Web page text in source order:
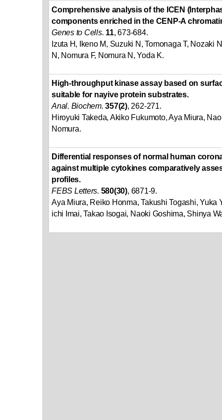
Comprehensive analysis of the ICEN
components enriched in the CENP-A
Genes to Cells. 11, 673-684.
Izuta H, Ikeno M, Suzuki N, Tomonaga T, Nozaki
N, Nomura F, Nomura N, Yoda K.
High-throughput kinase assay based on
suitable for nayive protein substrates.
Anal. Biochem. 357(2), 262-271.
Hiroyuki Takeda, Akiko Fukumoto, Aya Miura,
Nomura.
Differential responses of normal human
against multiple cytokines comparatively
profiles.
FEBS Letters. 580(30), 6871-9.
Aya Miura, Reiko Honma, Takushi Togashi, Yuka
ichi Imai, Takao Isogai, Naoki Goshima, Shinya